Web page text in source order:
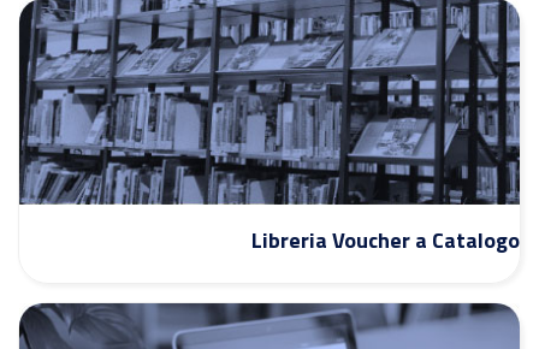
Libreria Voucher a Catalogo